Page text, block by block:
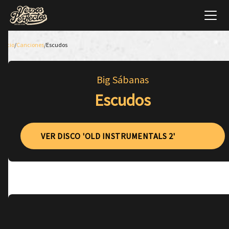
Inicio/Canciones/Escudos
Big Sábanas
Escudos
VER DISCO 'OLD INSTRUMENTALS 2'